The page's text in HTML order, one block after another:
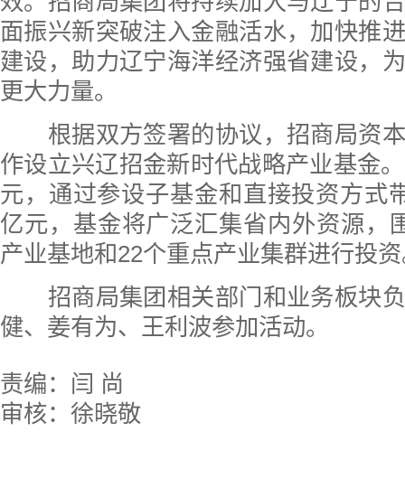
面振兴新突破注入金融活水，加快推
建设，助力辽宁海洋经济强省建设，
更大力量。
根据双方签署的协议，招商局资本
作设立兴辽招金新时代战略产业基金
元，通过参设子基金和直接投资方式
亿元，基金将广泛汇集省内外资源，
产业基地和22个重点产业集群进行投
招商局集团相关部门和业务板块负
健、姜有为、王利波参加活动。
责编：闫 尚
审核：徐晓敬